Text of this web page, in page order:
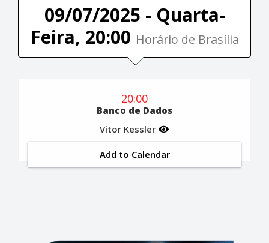
09/07/2025 - Quarta-
Feira, 20:00 Horário de Brasília
20:00
Banco de Dados
Vitor Kessler
Add to Calendar